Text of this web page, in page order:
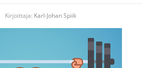
Kirjoittaja: Karl-Johan Spiik